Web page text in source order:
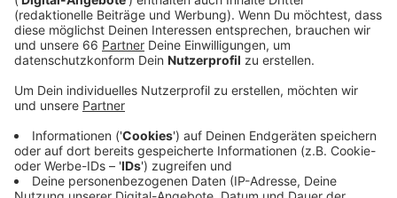
Veröffentlicht:Montag, 26.04.2021 05:29
Anzeige
September - von insgesamt 25 Events die Rede. Vom
städtischen Veranstalter D.Live heißt es aber auf
Nachfrage, dass man aktuell nicht mehr davon